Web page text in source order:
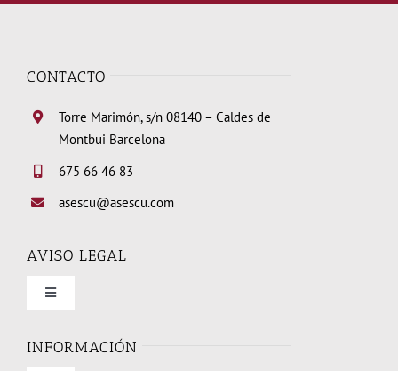
CONTACTO
Torre Marimón, s/n 08140 – Caldes de
Montbui Barcelona
675 66 46 83
asescu@asescu.com
AVISO LEGAL
Toggle
Condiciones de uso
INFORMACIÓN